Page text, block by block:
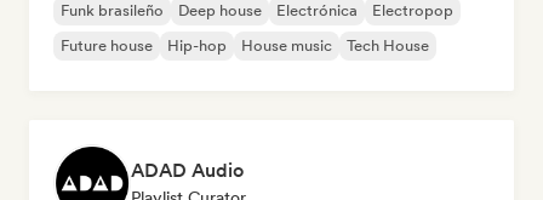
Funk brasileño Deep house Electrónica
Electropop
Future house
Hip-hop House music Tech House
ADAD Audio